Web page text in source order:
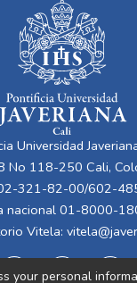
Universidad
No 118-250 Cali,
321-82-00/602-
nacional 01-8000-
Vitela:
your personal